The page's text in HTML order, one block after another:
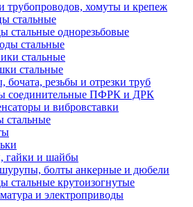
трубопроводов, хомуты и крепеж
стальные
стальные однорезьбовые
стальные
стальные
стальные
бочата, резьбы и отрезки труб
соединительные ПФРК и ДРК
и вибровставки
стальные
гайки и шайбы
болты анкерные и дюбели
стальные крутоизогнутые
и электроприводы